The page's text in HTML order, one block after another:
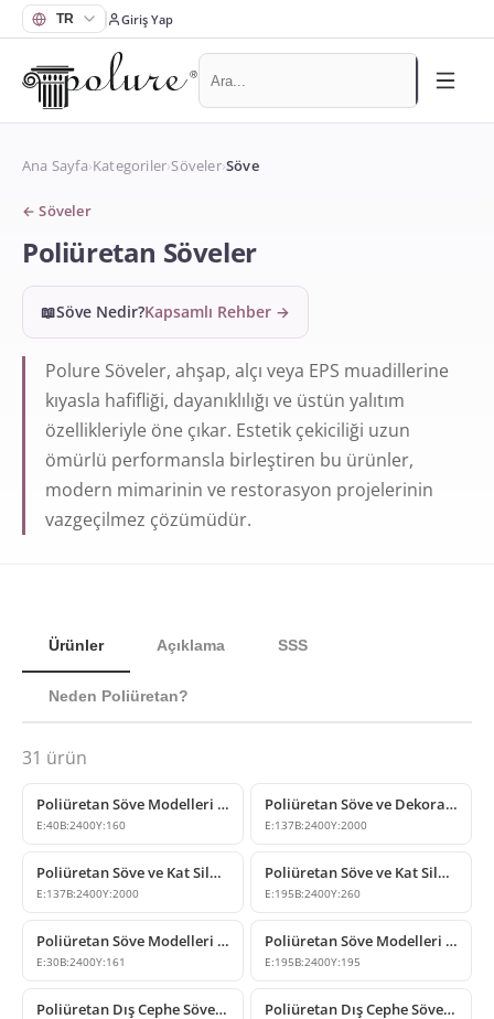
Giriş Yap
Ana Sayfa›Kategoriler›Söveler›Söve
←Söveler
Poliüretan Söveler
📖Söve Nedir?Kapsamlı Rehber →
Polure Söveler, ahşap, alçı veya EPS muadillerine
kıyasla hafifliği, dayanıklılığı ve üstün yalıtım
özellikleriyle öne çıkar. Estetik çekiciliği uzun
ömürlü performansla birleştiren bu ürünler,
modern mimarinin ve restorasyon projelerinin
vazgeçilmez çözümüdür.
Ürünler Açıklama SSS
Neden Poliüretan?
31 ürün
Poliüretan Söve Modelleri ve Dış Cephe Profil Tasarımları
E:40B:2400Y:160
Poliüretan Söve ve Dekoratif Cephe Profili Modelleri
E:137B:2400Y:2000
Poliüretan Söve ve Kat Silmesi Modelleri
E:137B:2400Y:2000
Poliüretan Söve ve Kat Silmesi Modeli
E:195B:2400Y:260
Poliüretan Söve Modelleri ve Dış Cephe Dekorasyon Ürünleri
E:30B:2400Y:161
Poliüretan Söve Modelleri ve Dekoratif Pencere Kenarı P1459
E:195B:2400Y:195
Poliüretan Dış Cephe Söve ve Kat Silmesi Modeli Poliüretan Dış Cephe Söve ve Kat Silmesi Modelleri